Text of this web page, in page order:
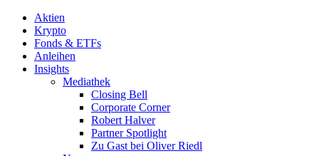
Aktien
Krypto
Fonds & ETFs
Anleihen
Insights
Mediathek
Closing Bell
Corporate Corner
Robert Halver
Partner Spotlight
Zu Gast bei Oliver Riedl